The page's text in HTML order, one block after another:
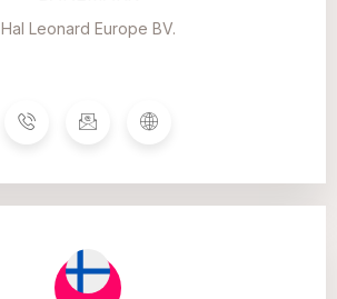
Hal Leonard Europe BV.